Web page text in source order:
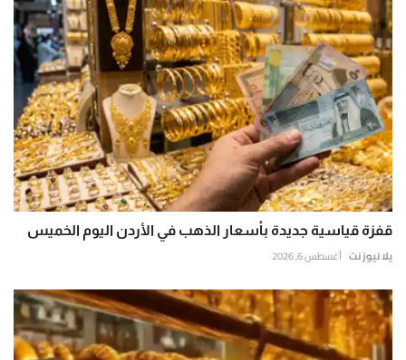
قفزة قياسية جديدة بأسعار الذهب في الأردن اليوم الخميس
يلا نيوز نت أغسطس 6, 2026